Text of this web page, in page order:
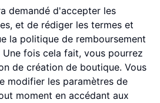
demandé d'accepter les
et de rédiger les termes et
la politique de remboursement
fois cela fait, vous pourrez
de création de boutique. Vous
modifier les paramètres de
moment en accédant aux